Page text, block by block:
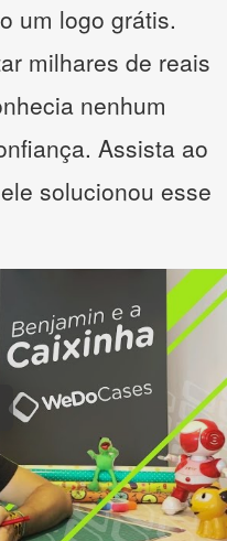
um logo grátis.
milhares de reais
nenhum
Assista ao
solucionou esse